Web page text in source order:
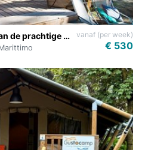
Lodgetent met badkamer aan de prachtige Toscaanse kust vanaf (per week)
€ 530